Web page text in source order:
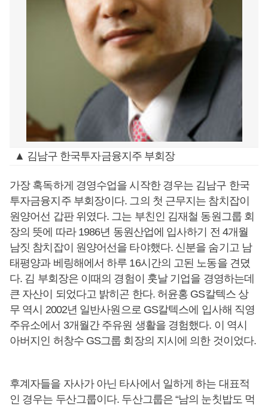
▲ 김남구 한국투자금융지주 부회장
가장 혹독하게 경영수업을 시작한 경우는 김남구 한국
투자금융지주 부회장이다. 그의 첫 근무지는 참치잡이
원양어선 갑판 위였다. 그는 부친인 김재철 동원그룹 회
장의 뜻에 따라 1986년 동원산업에 입사하기 전 4개월
남짓 참치잡이 원양어선을 타야했다. 신분을 숨기고 남
태평양과 베링해에서 하루 16시간의 고된 노동을 견뎠
다. 김 부회장은 이때의 경험이 훗날 기업을 경영하는데
큰 자산이 되었다고 밝히곤 한다. 허윤홍 GS칼텍스 상
무 역시 2002년 일반사원으로 GS칼텍스에 입사해 직영
주유소에서 3개월간 주유원 생활을 경험했다. 이 역시
아버지인 허창수 GS그룹 회장의 지시에 의한 것이었다.
후계자들을 자사가 아닌 타사에서 일하게 하는 대표적
인 경우는 두산그룹이다. 두산그룹은 “남의 눈칫밥도 먹